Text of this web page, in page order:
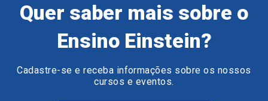
Quer saber mais sobre o
Ensino Einstein?
Cadastre-se e receba informações sobre os nossos
cursos e eventos.